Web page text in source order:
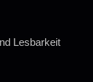
Lesbarkeit